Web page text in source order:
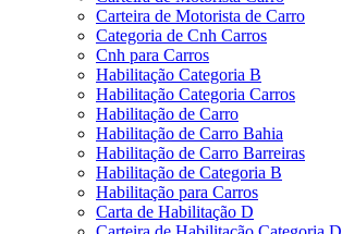
Carteira de Motorista de Carro
Categoria de Cnh Carros
Cnh para Carros
Habilitação Categoria B
Habilitação Categoria Carros
Habilitação de Carro
Habilitação de Carro Bahia
Habilitação de Carro Barreiras
Habilitação de Categoria B
Habilitação para Carros
Carta de Habilitação D